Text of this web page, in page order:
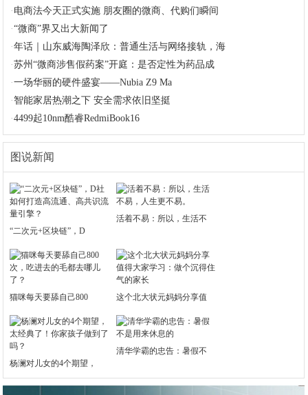
· 电商法今天正式实施 朋友圈的微商、代购们瞬间
·“微商”界又出大新闻了
·年话｜山东威海陶泽欣：普通生活与网络接轨，海
·苏州“微商涉售假药案”开庭：是否定性为药品成
·一场华丽的硬件盛宴——Nubia Z9 Ma
· 智能家居热潮之下 安全需求依旧坚挺
·4499起10nm酷睿RedmiBook16
图说新闻
“二次元+区块链”，D
活着不易：所以，生活不
猫咪每天要舔自己800 这个北大状元妈妈分享值
杨澜对儿女的4个期望，
清华学霸的忠告：暑假不